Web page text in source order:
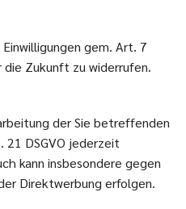
gem. Art. 7
die Zukunft zu widerrufen.
der Sie betreffenden
21 DSGVO jederzeit
kann insbesondere gegen
Direktwerbung erfolgen.